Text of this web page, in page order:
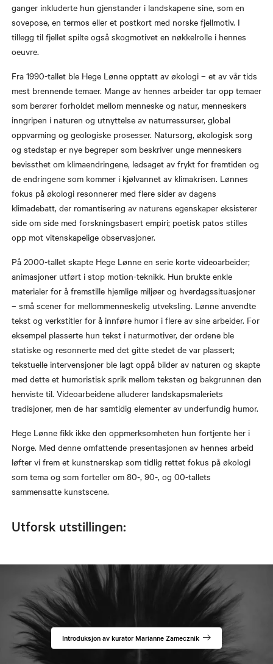
ganger inkluderte hun gjenstander i landskapene sine, som en
sovepose, en termos eller et postkort med norske fjellmotiv. I
tillegg til fjellet spilte også skogmotivet en nøkkelrolle i hennes
oeuvre.
Fra 1990-tallet ble Hege Lønne opptatt av økologi – et av vår tids
mest brennende temaer. Mange av hennes arbeider tar opp temaer
som berører forholdet mellom menneske og natur, menneskers
inngripen i naturen og utnyttelse av naturressurser, global
oppvarming og geologiske prosesser. Natursorg, økologisk sorg
og stedstap er nye begreper som beskriver unge menneskers
bevissthet om klimaendringene, ledsaget av frykt for fremtiden og
de endringene som kommer i kjølvannet av klimakrisen. Lønnes
fokus på økologi resonnerer med flere sider av dagens
klimadebatt, der romantisering av naturens egenskaper eksisterer
side om side med forskningsbasert empiri; poetisk patos stilles
opp mot vitenskapelige observasjoner.
På 2000-tallet skapte Hege Lønne en serie korte videoarbeider;
animasjoner utført i stop motion-teknikk. Hun brukte enkle
materialer for å fremstille hjemlige miljøer og hverdagssituasjoner
– små scener for mellommenneskelig utveksling. Lønne anvendte
tekst og verkstitler for å innføre humor i flere av sine arbeider. For
eksempel plasserte hun tekst i naturmotiver, der ordene ble
statiske og resonnerte med det gitte stedet de var plassert;
tekstuelle intervensjoner ble lagt oppå bilder av naturen og skapte
med dette et humoristisk sprik mellom teksten og bakgrunnen den
henviste til. Videoarbeidene alluderer landskapsmaleriets
tradisjoner, men de har samtidig elementer av underfundig humor.
Hege Lønne fikk ikke den oppmerksomheten hun fortjente her i
Norge. Med denne omfattende presentasjonen av hennes arbeid
løfter vi frem et kunstnerskap som tidlig rettet fokus på økologi
som tema og som forteller om 80-, 90-, og 00-tallets
sammensatte kunstscene.
Utforsk utstillingen:
Introduksjon av kurator Marianne Zamecznik